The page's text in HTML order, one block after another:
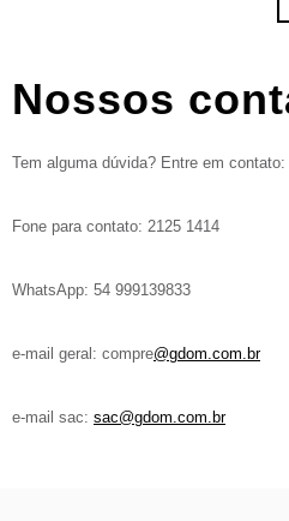
Nossos
Tem alguma dúvida? Entre em contato:
Fone para contato: 2125 1414
WhatsApp: 54 999139833
e-mail geral: compre@gdom.com.br
e-mail sac: sac@gdom.com.br